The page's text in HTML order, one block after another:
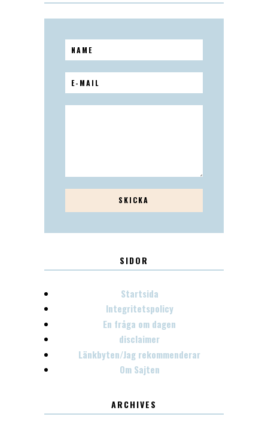
SIDOR
Startsida
Integritetspolicy
En fråga om dagen
disclaimer
Länkbyten/Jag rekommenderar
Om Sajten
ARCHIVES